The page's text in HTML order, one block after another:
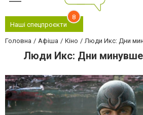
Наші спецпроєкти
8
Головна Афіша Кіно Люди Икс: Дни
Люди Икс: Дни